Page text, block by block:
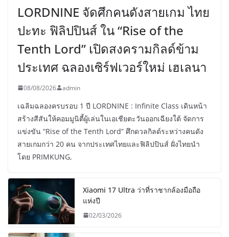
LORDNINE จัดศึกคนดังสายเกม ไทย
ปะทะ ฟิลิปปินส์ ใน “Rise of the
Tenth Lord” เปิดสงครามกิลด์ข้าม
ประเทศ ฉลองเซิร์ฟเวอร์ใหม่ เฮเลนา
08/08/2026 admin
เฉลิมฉลองครบรอบ 1 ปี LORDNINE : Infinite Class เดินหน้า
สร้างสีสันให้คอมมูนิตี้ผู้เล่นในเอเชียตะวันออกเฉียงใต้ จัดการ
แข่งขัน “Rise of the Tenth Lord” ศึกดวลกิลด์ระหว่างคนดัง
สายเกมกว่า 20 คน จากประเทศไทยและฟิลิปปินส์ ฝั่งไทยนำ
โดย PRIMKUNG,
Xiaomi 17 Ultra ว่าที่ราชากล้องมือถือ
แห่งปี
02/03/2026